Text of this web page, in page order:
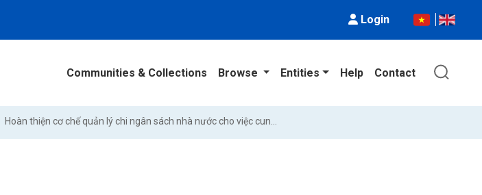
Login
Communities & Collections Browse Entities Help Contact